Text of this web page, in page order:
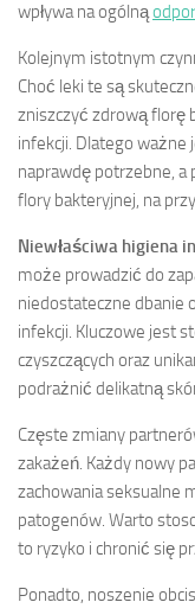
wpływa na ogólną
Kolejnym istotnym
Choć leki te są
zniszczyć zdrową florę
infekcji. Dlatego ważne
naprawdę potrzebne, a
flory bakteryjnej, na
Niewłaściwa higiena
może prowadzić do
niedostateczne dbanie
infekcji. Kluczowe jest
czyszczących oraz
podrażnić delikatną
Częste zmiany
zakażeń. Każdy nowy
zachowania seksualne
patogenów. Warto
to ryzyko i chronić się
Ponadto, noszenie